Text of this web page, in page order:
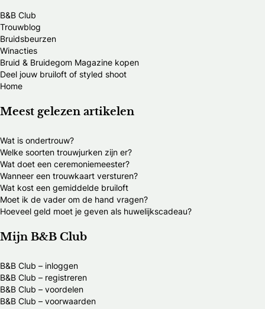
B&B Club
Trouwblog
Bruidsbeurzen
Winacties
Bruid & Bruidegom Magazine kopen
Deel jouw bruiloft of styled shoot
Home
Meest gelezen artikelen
Wat is ondertrouw?
Welke soorten trouwjurken zijn er?
Wat doet een ceremoniemeester?
Wanneer een trouwkaart versturen?
Wat kost een gemiddelde bruiloft
Moet ik de vader om de hand vragen?
Hoeveel geld moet je geven als huwelijkscadeau?
Mijn B&B Club
B&B Club – inloggen
B&B Club – registreren
B&B Club – voordelen
B&B Club – voorwaarden